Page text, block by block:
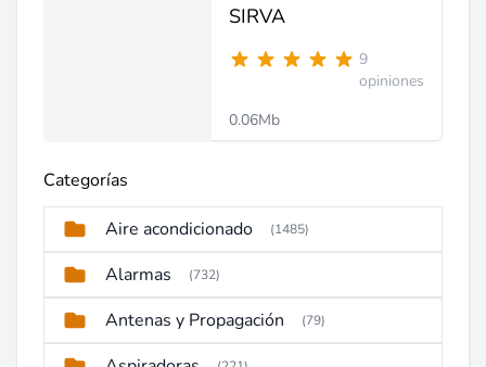
SIRVA
9
opiniones
0.06Mb
Categorías
Aire acondicionado (1485)
Alarmas (732)
Antenas y Propagación (79)